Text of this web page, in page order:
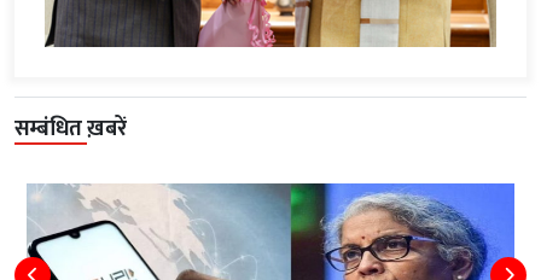
सम्बंधित ख़बरें